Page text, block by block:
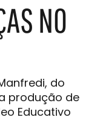
NO
do
produção de
Educativo